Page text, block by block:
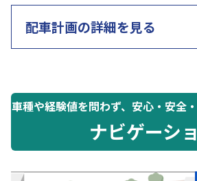
配車計画の詳細を見る
車種や経験値を問わず、安心・安全
ナビゲーシ